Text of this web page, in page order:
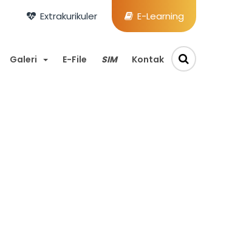
Extrakurikuler E-Learning
Galeri E-File SIM Kontak